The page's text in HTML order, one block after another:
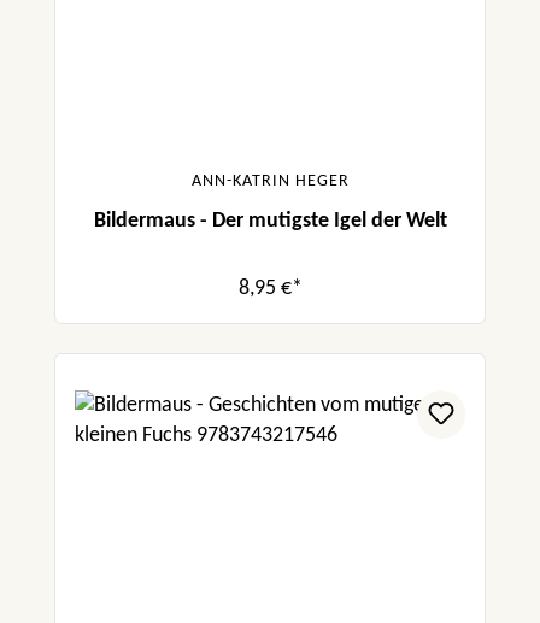
ANN-KATRIN HEGER
Bildermaus - Der mutigste Igel der Welt
8,95 €*